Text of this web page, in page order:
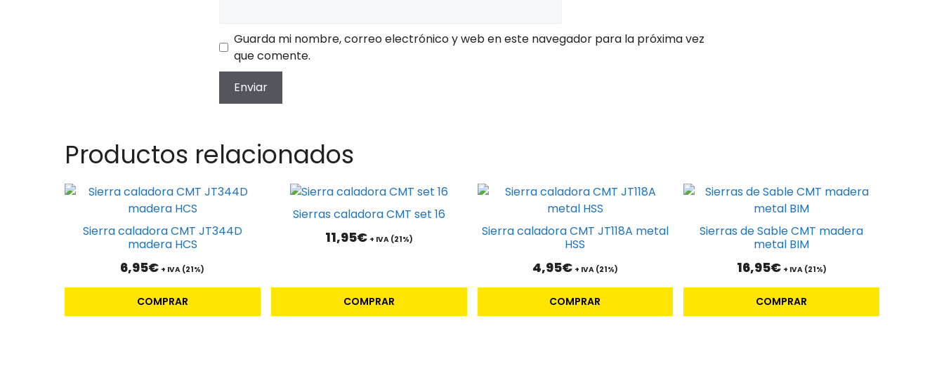
Guarda mi nombre, correo electrónico y web en este navegador para la próxima vez
que comente.
Productos relacionados
Sierra caladora CMT JT344D
madera HCS
6,95€ + IVA (21%)
COMPRAR
Sierras caladora CMT set 16
11,95€ + IVA (21%)
COMPRAR
Sierra caladora CMT JT118A metal
HSS
4,95€ + IVA (21%)
COMPRAR
Sierras de Sable CMT madera
metal BIM
16,95€ + IVA (21%)
COMPRAR